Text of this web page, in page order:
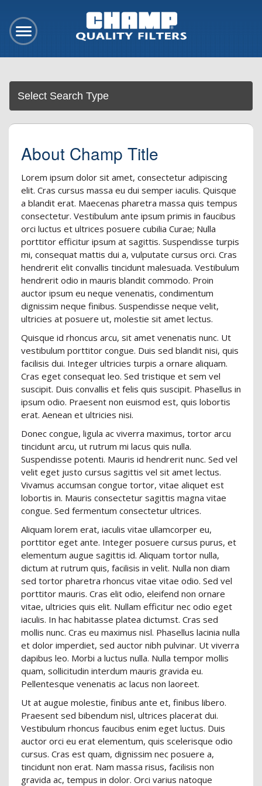
About Champ Title
Lorem ipsum dolor sit amet, consectetur adipiscing
elit. Cras cursus massa eu dui semper iaculis. Quisque
a blandit erat. Maecenas pharetra massa quis tempus
consectetur. Vestibulum ante ipsum primis in faucibus
orci luctus et ultrices posuere cubilia Curae; Nulla
porttitor efficitur ipsum at sagittis. Suspendisse turpis
mi, consequat mattis dui a, vulputate cursus orci. Cras
hendrerit elit convallis tincidunt malesuada. Vestibulum
hendrerit odio in mauris blandit commodo. Proin
auctor ipsum eu neque venenatis, condimentum
dignissim neque finibus. Suspendisse neque velit,
ultricies at posuere ut, molestie sit amet lectus.
Quisque id rhoncus arcu, sit amet venenatis nunc. Ut
vestibulum porttitor congue. Duis sed blandit nisi, quis
facilisis dui. Integer ultricies turpis a ornare aliquam.
Cras eget consequat leo. Sed tristique et sem vel
suscipit. Duis convallis et felis quis suscipit. Phasellus in
ipsum odio. Praesent non euismod est, quis lobortis
erat. Aenean et ultricies nisi.
Donec congue, ligula ac viverra maximus, tortor arcu
tincidunt arcu, ut rutrum mi lacus quis nulla.
Suspendisse potenti. Mauris id hendrerit nunc. Sed vel
velit eget justo cursus sagittis vel sit amet lectus.
Vivamus accumsan congue tortor, vitae aliquet est
lobortis in. Mauris consectetur sagittis magna vitae
congue. Sed fermentum consectetur ultrices.
Aliquam lorem erat, iaculis vitae ullamcorper eu,
porttitor eget ante. Integer posuere cursus purus, et
elementum augue sagittis id. Aliquam tortor nulla,
dictum at rutrum quis, facilisis in velit. Nulla non diam
sed tortor pharetra rhoncus vitae vitae odio. Sed vel
porttitor mauris. Cras elit odio, eleifend non ornare
vitae, ultricies quis elit. Nullam efficitur nec odio eget
iaculis. In hac habitasse platea dictumst. Cras sed
mollis nunc. Cras eu maximus nisl. Phasellus lacinia nulla
et dolor imperdiet, sed auctor nibh pulvinar. Ut viverra
dapibus leo. Morbi a luctus nulla. Nulla tempor mollis
quam, sollicitudin interdum mauris gravida eu.
Pellentesque venenatis ac lacus non laoreet.
Ut at augue molestie, finibus ante et, finibus libero.
Praesent sed bibendum nisl, ultrices placerat dui.
Vestibulum rhoncus faucibus enim eget luctus. Duis
auctor orci eu erat elementum, quis scelerisque odio
cursus. Cras est quam, dignissim nec posuere a,
tincidunt non erat. Nam massa risus, facilisis non
gravida ac, tempus in dolor. Orci varius natoque